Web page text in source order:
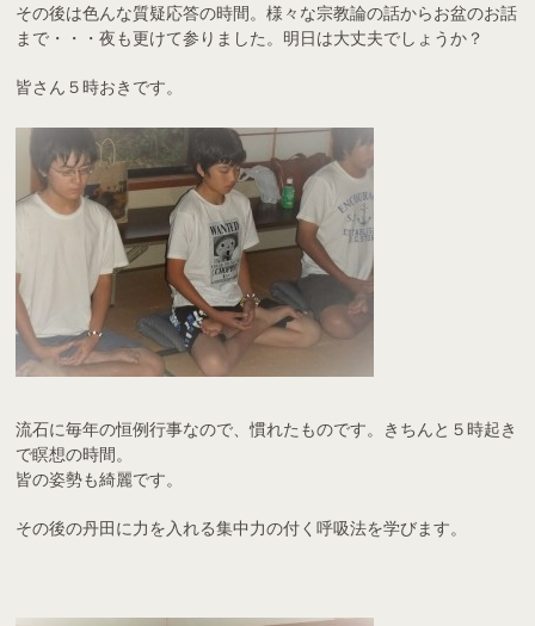
その後は色んな質疑応答の時間。様々な宗教論の話からお盆のお話
まで・・・夜も更けて参りました。明日は大丈夫でしょうか？
皆さん５時おきです。
流石に毎年の恒例行事なので、慣れたものです。きちんと５時起き
で瞑想の時間。
皆の姿勢も綺麗です。
その後の丹田に力を入れる集中力の付く呼吸法を学びます。